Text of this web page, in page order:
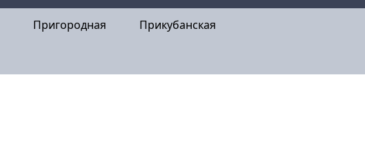
Пригородная Прикубанская